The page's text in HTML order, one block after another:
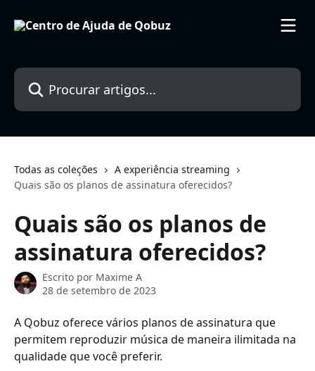
Procurar artigos...
Todas as coleções
A experiência streaming
Quais são os planos de assinatura oferecidos?
Quais são os planos de
assinatura oferecidos?
Escrito por Maxime A
28 de setembro de 2023
A Qobuz oferece vários planos de assinatura que
permitem reproduzir música de maneira ilimitada na
qualidade que você preferir.